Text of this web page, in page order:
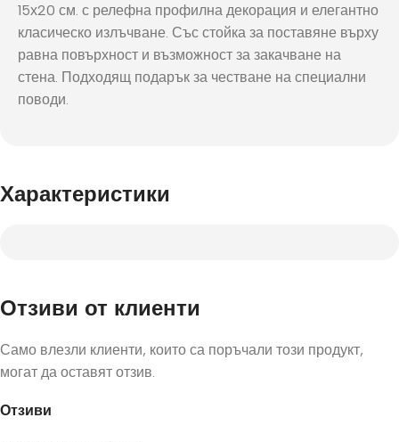
15х20 см. с релефна профилна декорация и елегантно
класическо излъчване. Със стойка за поставяне върху
равна повърхност и възможност за закачване на
стена. Подходящ подарък за честване на специални
поводи.
Характеристики
Отзиви от клиенти
Отзиви
Само влезли клиенти, които са поръчали този продукт,
могат да оставят отзив.